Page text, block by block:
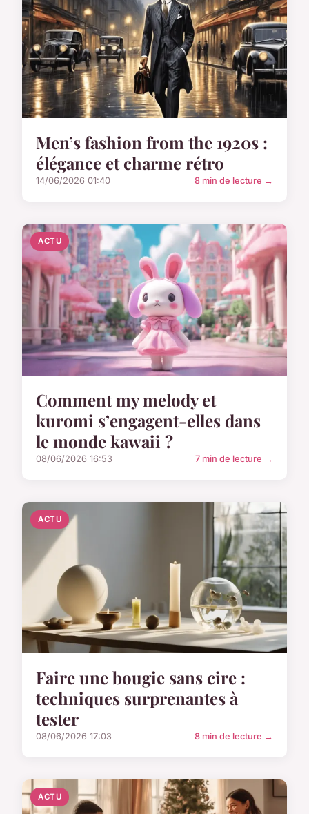
Men’s fashion from the 1920s :
élégance et charme rétro
14/06/2026 01:40 8 min de lecture →
ACTU
Comment my melody et
kuromi s’engagent-elles dans
le monde kawaii ?
08/06/2026 16:53 7 min de lecture →
ACTU
Faire une bougie sans cire :
techniques surprenantes à
tester
08/06/2026 17:03 8 min de lecture →
ACTU